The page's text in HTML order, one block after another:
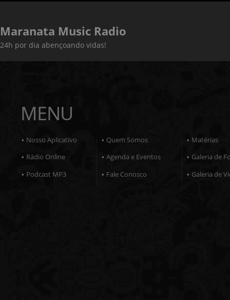
Maranata Music Radio
24h por dia abençoando vidas!
MENU
• Nosso Aplicativo • Quem Somos • Matérias
• Rádio Online • Agenda e Eventos • Galeria de
• Podcast MP3 • Fale Conosco • Galeria de